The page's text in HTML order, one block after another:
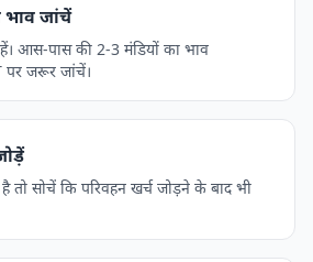
भाव जांचें
आस-पास की 2-3 मंडियों का भाव
जरूर जांचें।
तो सोचें कि परिवहन खर्च जोड़ने के बाद भी